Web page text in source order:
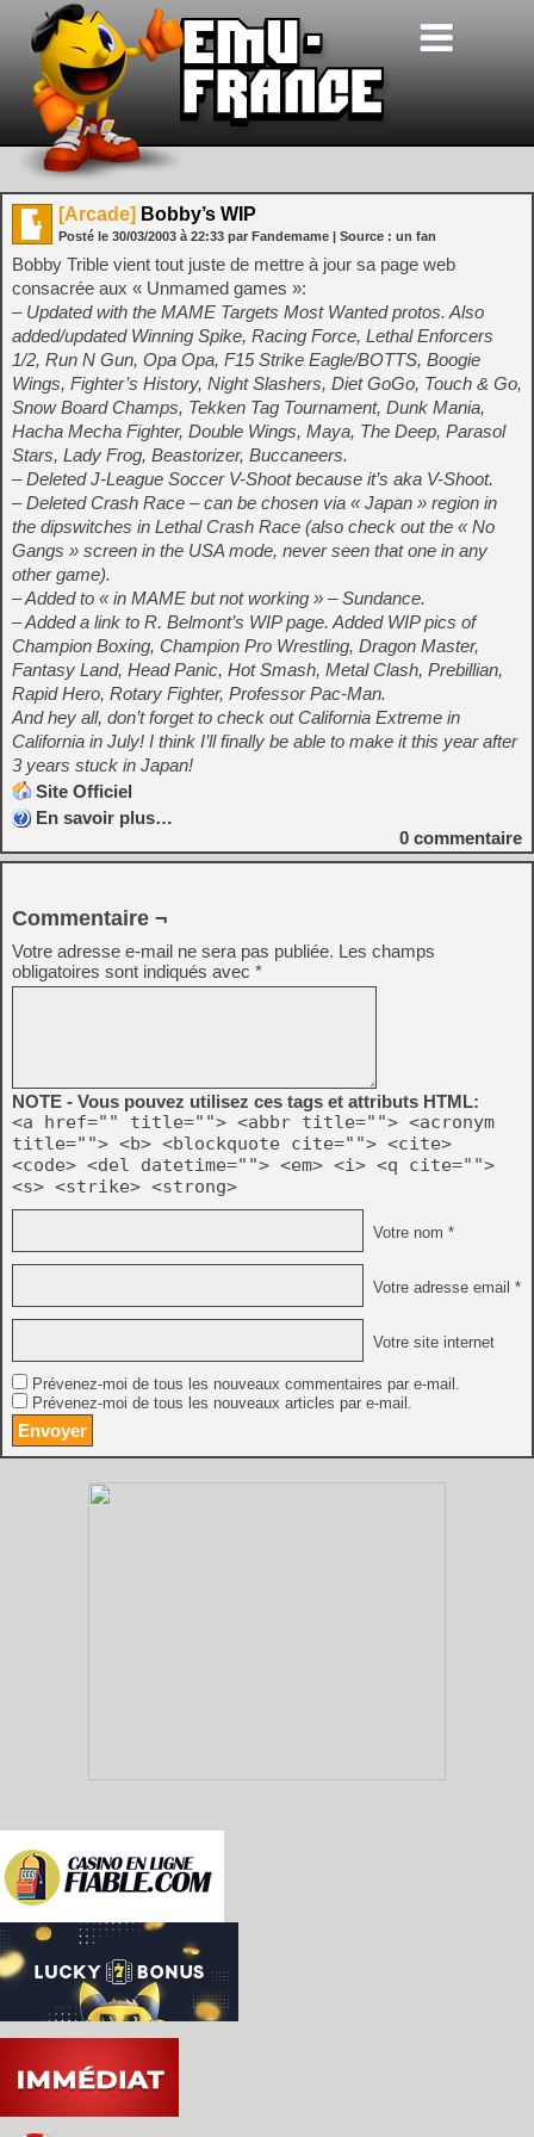
[Arcade] Bobby’s WIP
Posté le 30/03/2003 à 22:33 par Fandemame | Source : un fan
Bobby Trible vient tout juste de mettre à jour sa page web
consacrée aux « Unmamed games »:
– Updated with the MAME Targets Most Wanted protos. Also
added/updated Winning Spike, Racing Force, Lethal Enforcers
1/2, Run N Gun, Opa Opa, F15 Strike Eagle/BOTTS, Boogie
Wings, Fighter’s History, Night Slashers, Diet GoGo, Touch & Go,
Snow Board Champs, Tekken Tag Tournament, Dunk Mania,
Hacha Mecha Fighter, Double Wings, Maya, The Deep, Parasol
Stars, Lady Frog, Beastorizer, Buccaneers.
– Deleted J-League Soccer V-Shoot because it’s aka V-Shoot.
– Deleted Crash Race – can be chosen via « Japan » region in
the dipswitches in Lethal Crash Race (also check out the « No
Gangs » screen in the USA mode, never seen that one in any
other game).
– Added to « in MAME but not working » – Sundance.
– Added a link to R. Belmont’s WIP page. Added WIP pics of
Champion Boxing, Champion Pro Wrestling, Dragon Master,
Fantasy Land, Head Panic, Hot Smash, Metal Clash, Prebillian,
Rapid Hero, Rotary Fighter, Professor Pac-Man.
And hey all, don’t forget to check out California Extreme in
California in July! I think I’ll finally be able to make it this year after
3 years stuck in Japan!
Site Officiel
En savoir plus…
0 commentaire
Commentaire ¬
Votre adresse e-mail ne sera pas publiée. Les champs
obligatoires sont indiqués avec *
NOTE - Vous pouvez utilisez ces tags et attributs HTML:
<a href="" title=""> <abbr title=""> <acronym
title=""> <b> <blockquote cite=""> <cite>
<code> <del datetime=""> <em> <i> <q cite="">
<s> <strike> <strong>
Votre nom *
Votre adresse email *
Votre site internet
Prévenez-moi de tous les nouveaux commentaires par e-mail.
Prévenez-moi de tous les nouveaux articles par e-mail.